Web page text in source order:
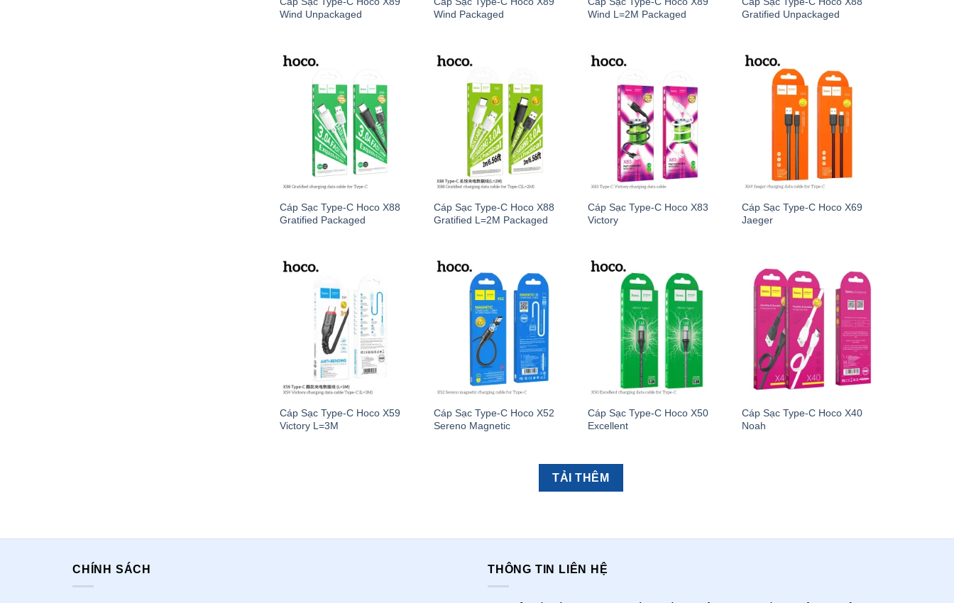
Wind Unpackaged
Wind Packaged
Wind L=2M Packaged
Gratified Unpackaged
Cáp Sạc Type-C Hoco X88
Gratified Packaged
Cáp Sạc Type-C Hoco X88
Gratified L=2M Packaged
Cáp Sạc Type-C Hoco X83
Victory
Cáp Sạc Type-C Hoco X69
Jaeger
Cáp Sạc Type-C Hoco X59
Victory L=3M
Cáp Sạc Type-C Hoco X52
Sereno Magnetic
Cáp Sạc Type-C Hoco X50
Excellent
Cáp Sạc Type-C Hoco X40
Noah
TẢI THÊM
CHÍNH SÁCH THÔNG TIN LIÊN HỆ